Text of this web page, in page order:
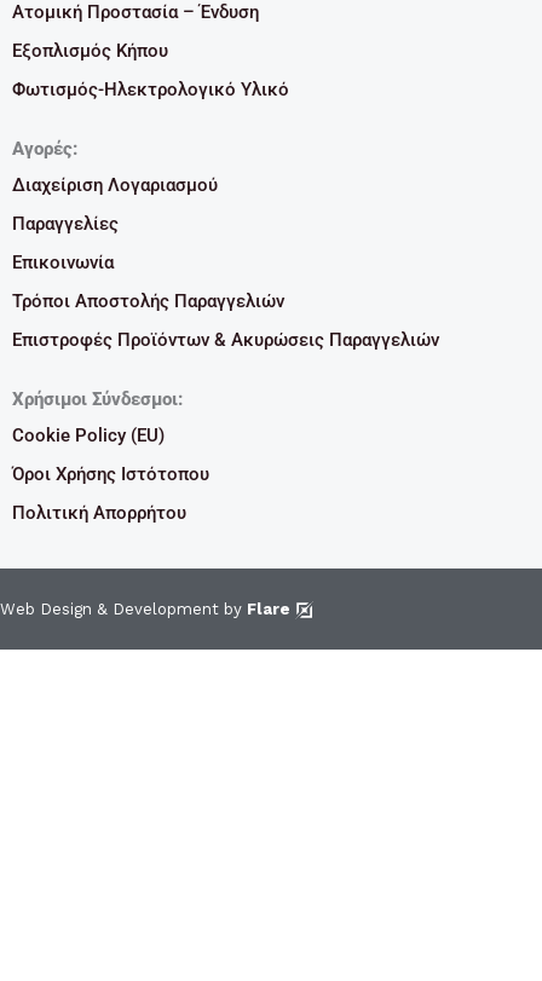
Ατομική Προστασία – Ένδυση
Εξοπλισμός Κήπου
Φωτισμός-Ηλεκτρολογικό Υλικό
Αγορές:
Διαχείριση Λογαριασμού
Παραγγελίες
Επικοινωνία
Τρόποι Αποστολής Παραγγελιών
Επιστροφές Προϊόντων & Ακυρώσεις Παραγγελιών
Χρήσιμοι Σύνδεσμοι:
Cookie Policy (EU)
Όροι Χρήσης Ιστότοπου
Πολιτική Απορρήτου
Web Design & Development by Flare